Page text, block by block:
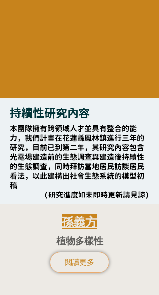
持續性研究內容
本團隊擁有跨領域人才並具有整合的能
力，我們計畫在花蓮縣鳳林鎮進行三年的
研究，目前已到第二年，其研究內容包含
光電場建造前的生態調查與建造後持續性
的生態調查，同時拜訪當地居民訪談居民
看法，以此建構出社會生態系統的模型初
稿
(研究進度如未即時更新請見諒)
孫義方
植物多樣性
閱讀更多